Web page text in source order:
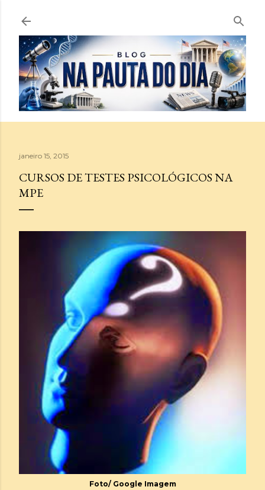
Pular para o conteúdo principal
janeiro 15, 2015
CURSOS DE TESTES PSICOLÓGICOS NA
MPE
Foto/ Google Imagem